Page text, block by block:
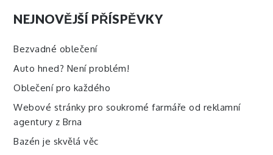
NEJNOVĚJŠÍ PŘÍSPĚVKY
Bezvadné oblečení
Auto hned? Není problém!
Oblečení pro každého
Webové stránky pro soukromé farmáře od reklamní
agentury z Brna
Bazén je skvělá věc